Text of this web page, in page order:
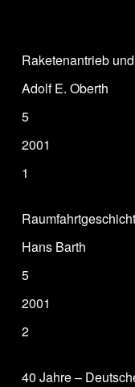
Raketenantrieb
Adolf E. Oberth
5
2001
1
Hans Barth
5
2001
2
40 Jahre –